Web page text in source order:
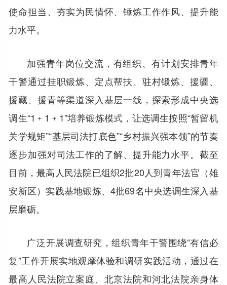
使命担当、夯实为民情怀、锤炼工作作风、提升能
力水平。
加强青年岗位交流，有组织、有计划安排青年
干警通过挂职锻炼、定点帮扶、驻村锻炼、援疆、
援藏、援青等渠道深入基层一线，探索形成中央选
调生“1﹢1﹢1”培养锻炼模式，让选调生按照“暂留机
关学规矩”“基层司法打底色”“乡村振兴强本领”的节奏
逐步加强对司法工作的了解、提升能力水平。截至
目前，最高人民法院已组织2批20人到青年法官（雄
安新区）实践基地锻炼、4批69名中央选调生深入基
层磨砺。
广泛开展调查研究，组织青年干警围绕“有信必
复”工作开展实地观摩体验和调研实践活动，通过在
最高人民法院立案庭、北京法院和河北法院亲身体